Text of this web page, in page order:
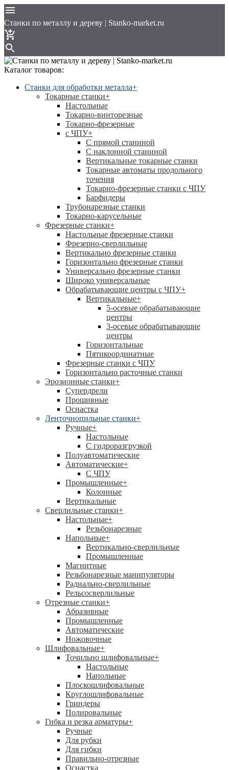
Cтанки по металлу и дереву | Stanko-market.ru
Каталог товаров:
Станки для обработки металла+
Токарные станки+
Настольные
Токарно-винторезные
Токарно-фрезерные
с ЧПУ+
С прямой станиной
C наклонной станиной
Вертикальные токарные станки
Токарные автоматы продольного
точения
Токарно-фрезерные станки с ЧПУ
Барфидеры
Трубонарезные станки
Токарно-карусельные
Фрезерные станки+
Настольные фрезерные станки
Фрезерно-сверлильные
Вертикально фрезерные станки
Горизонтально фрезерные станки
Универсально фрезерные станки
Широко универсальные
Обрабатывающие центры с ЧПУ+
Вертикальные+
5-осевые обрабатывающие
центры
3-осевые обрабатывающие
центры
Горизонтальные
Пятикоординатные
Фрезерные станки с ЧПУ
Горизонтально расточные станки
Эрозионные станки+
Супердрели
Прошивные
Оснастка
Ленточнопильные станки+
Ручные+
Настольные
С гидроразгрузкой
Полуавтоматические
Автоматические+
С ЧПУ
Промышленные+
Колонные
Вертикальные
Сверлильные станки+
Настольные+
Резьбонарезные
Напольные+
Вертикально-сверлильные
Промышленные
Магнитные
Резьбонарезные манипуляторы
Радиально-сверлильные
Рельсосверлильные
Отрезные станки+
Абразивные
Промышленные
Автоматические
Ножовочные
Шлифовальные+
Точильно шлифовальные+
Настольные
Напольные
Плоскошлифовальные
Круглошлифовальные
Гриндеры
Полировальные
Гибка и резка арматуры+
Ручные
Для рубки
Для гибки
Правильно-отрезные
Оснастка